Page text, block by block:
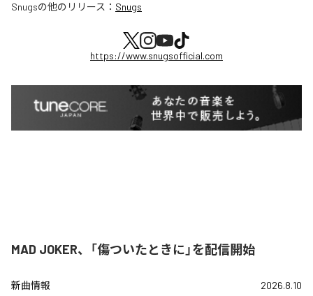
Snugsの他のリリース： Snugs
https://www.snugsofficial.com
MAD JOKER、「傷ついたときに」を配信開始
新曲情報 2026.8.10